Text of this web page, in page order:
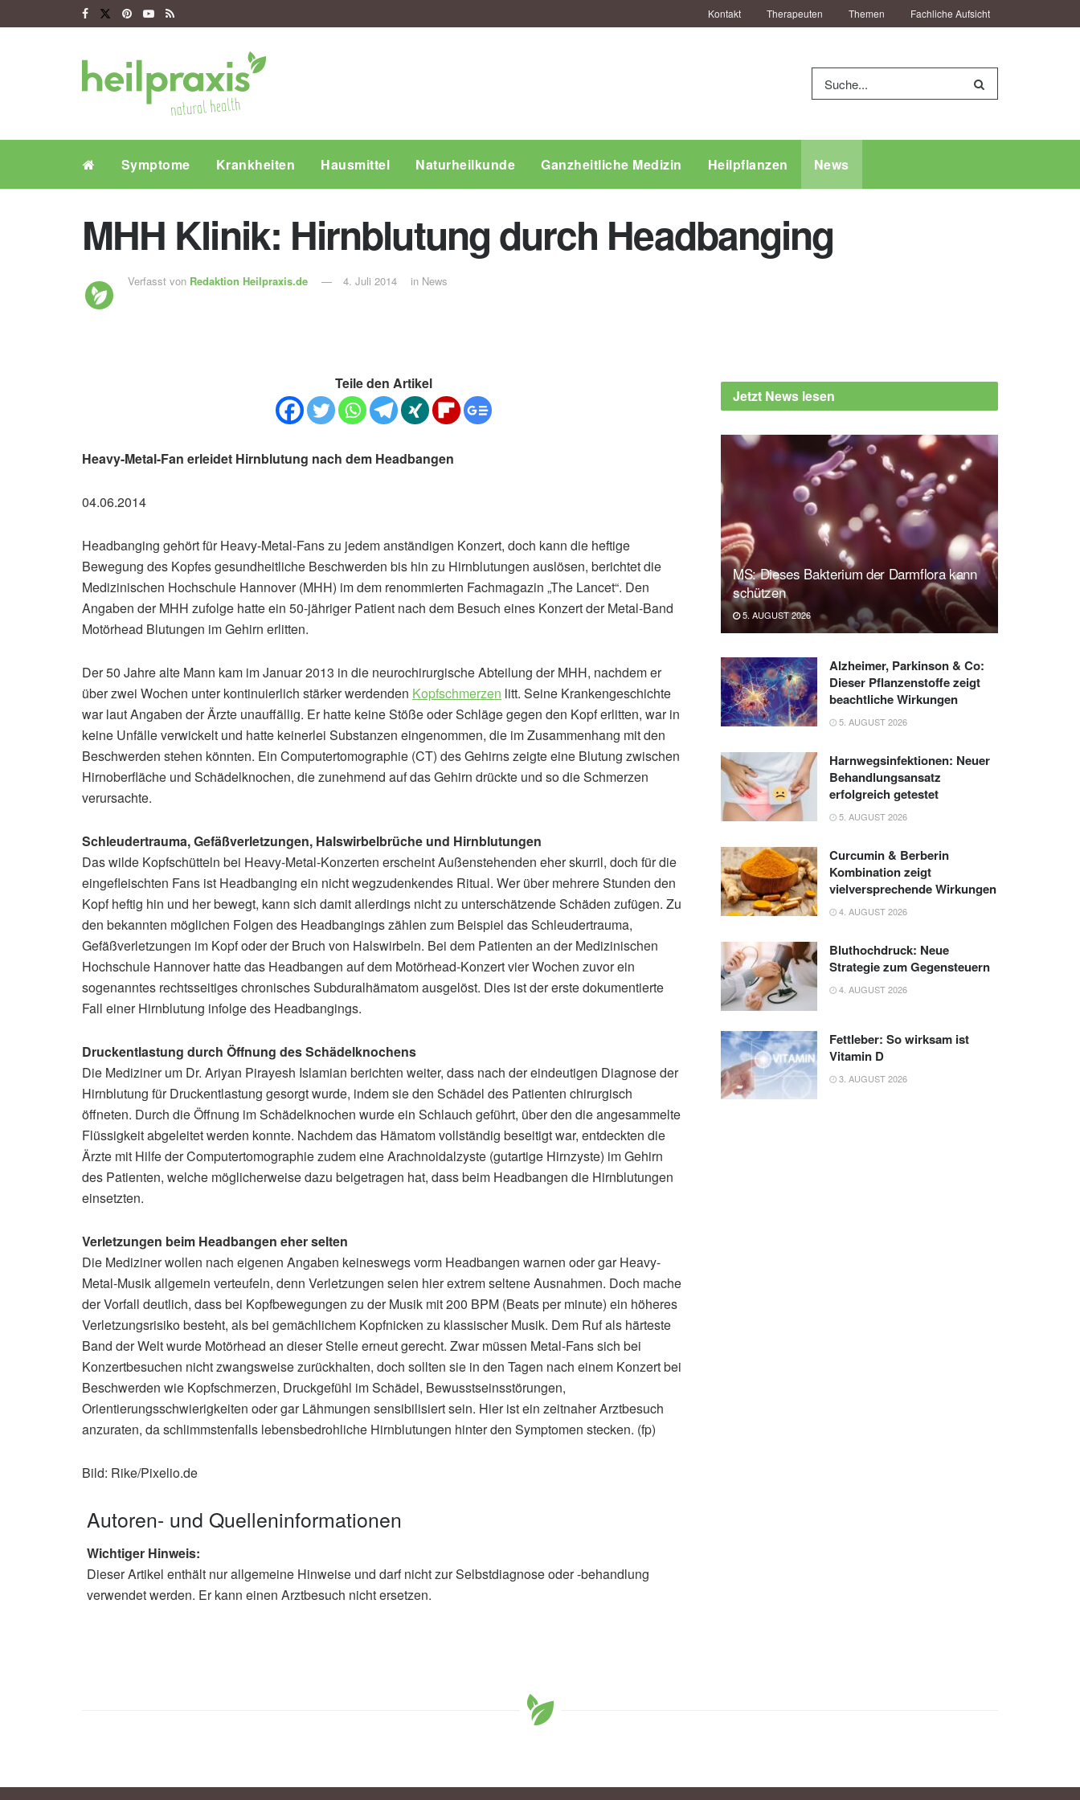
Kontakt Therapeuten Themen Fachliche Aufsicht
Symptome Krankheiten Hausmittel Naturheilkunde Ganzheitliche Medizin Heilpflanzen News
MHH Klinik: Hirnblutung durch Headbanging
Verfasst von Redaktion Heilpraxis.de 4. Juli 2014 in News
Teile den Artikel
Heavy-Metal-Fan erleidet Hirnblutung nach dem Headbangen
04.06.2014
Headbanging gehört für Heavy-Metal-Fans zu jedem anständigen Konzert, doch kann die heftige
Bewegung des Kopfes gesundheitliche Beschwerden bis hin zu Hirnblutungen auslösen, berichtet die
Medizinischen Hochschule Hannover (MHH) im dem renommierten Fachmagazin „The Lancet“. Den
Angaben der MHH zufolge hatte ein 50-jähriger Patient nach dem Besuch eines Konzert der Metal-Band
Motörhead Blutungen im Gehirn erlitten.
Der 50 Jahre alte Mann kam im Januar 2013 in die neurochirurgische Abteilung der MHH, nachdem er
über zwei Wochen unter kontinuierlich stärker werdenden Kopfschmerzen litt. Seine Krankengeschichte
war laut Angaben der Ärzte unauffällig. Er hatte keine Stöße oder Schläge gegen den Kopf erlitten, war in
keine Unfälle verwickelt und hatte keinerlei Substanzen eingenommen, die im Zusammenhang mit den
Beschwerden stehen könnten. Ein Computertomographie (CT) des Gehirns zeigte eine Blutung zwischen
Hirnoberfläche und Schädelknochen, die zunehmend auf das Gehirn drückte und so die Schmerzen
verursachte.
Schleudertrauma, Gefäßverletzungen, Halswirbelbrüche und Hirnblutungen
Das wilde Kopfschütteln bei Heavy-Metal-Konzerten erscheint Außenstehenden eher skurril, doch für die
eingefleischten Fans ist Headbanging ein nicht wegzudenkendes Ritual. Wer über mehrere Stunden den
Kopf heftig hin und her bewegt, kann sich damit allerdings nicht zu unterschätzende Schäden zufügen. Zu
den bekannten möglichen Folgen des Headbangings zählen zum Beispiel das Schleudertrauma,
Gefäßverletzungen im Kopf oder der Bruch von Halswirbeln. Bei dem Patienten an der Medizinischen
Hochschule Hannover hatte das Headbangen auf dem Motörhead-Konzert vier Wochen zuvor ein
sogenanntes rechtsseitiges chronisches Subduralhämatom ausgelöst. Dies ist der erste dokumentierte
Fall einer Hirnblutung infolge des Headbangings.
Druckentlastung durch Öffnung des Schädelknochens
Die Mediziner um Dr. Ariyan Pirayesh Islamian berichten weiter, dass nach der eindeutigen Diagnose der
Hirnblutung für Druckentlastung gesorgt wurde, indem sie den Schädel des Patienten chirurgisch
öffneten. Durch die Öffnung im Schädelknochen wurde ein Schlauch geführt, über den die angesammelte
Flüssigkeit abgeleitet werden konnte. Nachdem das Hämatom vollständig beseitigt war, entdeckten die
Ärzte mit Hilfe der Computertomographie zudem eine Arachnoidalzyste (gutartige Hirnzyste) im Gehirn
des Patienten, welche möglicherweise dazu beigetragen hat, dass beim Headbangen die Hirnblutungen
einsetzten.
Verletzungen beim Headbangen eher selten
Die Mediziner wollen nach eigenen Angaben keineswegs vorm Headbangen warnen oder gar Heavy-
Metal-Musik allgemein verteufeln, denn Verletzungen seien hier extrem seltene Ausnahmen. Doch mache
der Vorfall deutlich, dass bei Kopfbewegungen zu der Musik mit 200 BPM (Beats per minute) ein höheres
Verletzungsrisiko besteht, als bei gemächlichem Kopfnicken zu klassischer Musik. Dem Ruf als härteste
Band der Welt wurde Motörhead an dieser Stelle erneut gerecht. Zwar müssen Metal-Fans sich bei
Konzertbesuchen nicht zwangsweise zurückhalten, doch sollten sie in den Tagen nach einem Konzert bei
Beschwerden wie Kopfschmerzen, Druckgefühl im Schädel, Bewusstseinsstörungen,
Orientierungsschwierigkeiten oder gar Lähmungen sensibilisiert sein. Hier ist ein zeitnaher Arztbesuch
anzuraten, da schlimmstenfalls lebensbedrohliche Hirnblutungen hinter den Symptomen stecken. (fp)
Bild: Rike/Pixelio.de
Autoren- und Quelleninformationen
Wichtiger Hinweis:
Dieser Artikel enthält nur allgemeine Hinweise und darf nicht zur Selbstdiagnose oder -behandlung
verwendet werden. Er kann einen Arztbesuch nicht ersetzen.
Jetzt News lesen
MS: Dieses Bakterium der Darmflora kann
schützen
5. AUGUST 2026
Alzheimer, Parkinson & Co:
Dieser Pflanzenstoffe zeigt
beachtliche Wirkungen
5. AUGUST 2026
Harnwegsinfektionen: Neuer
Behandlungsansatz
erfolgreich getestet
5. AUGUST 2026
Curcumin & Berberin
Kombination zeigt
vielversprechende Wirkungen
4. AUGUST 2026
Bluthochdruck: Neue
Strategie zum Gegensteuern
4. AUGUST 2026
Fettleber: So wirksam ist
Vitamin D
3. AUGUST 2026